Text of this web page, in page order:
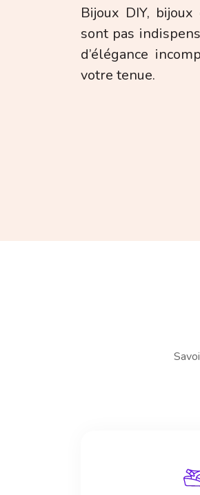
Bijoux DIY,
sont pas
d’élégance
votre tenue.